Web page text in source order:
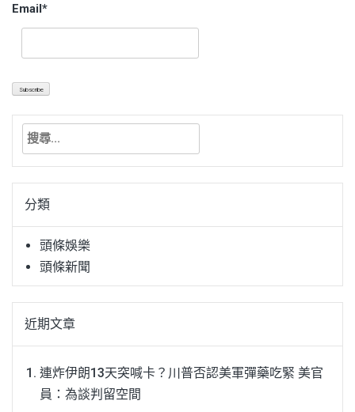
Email*
搜
關
字:分類
頭條娛樂
頭條新聞
近期文章
連炸伊朗13天突喊卡？川普否認美軍彈藥吃緊 美官
員：為談判留空間